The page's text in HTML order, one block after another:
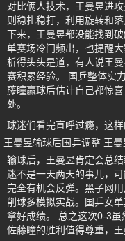
对比俩人技术，王曼昱进
则稳扎稳打，利用旋转和
下来，王曼昱都没能找到
单赛场冷门频出，也提醒
析得头头是道，有人说王
赛积累经验。 国乒整体实
藤瞳赢球后估计自己都惊
处。
球迷们看完直呼过瘾，这样
王曼昱输球后国乒调整 王
输球后，王曼昱肯定会总
迷不是一天两天的事儿，
完全有机会反弹。黑子网
削球多模拟实战。国乒女
拿好成绩。 总之这次0-3虽
佐藤瞳的胜利值得尊重，王